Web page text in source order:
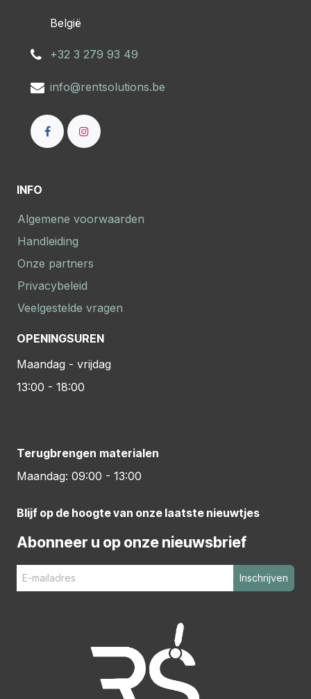
​België
+32 3 279 93 49
info@rentsolutions.be
INFO
Algemene voorwaarden
Handleiding
Onze partners
Privacybeleid
Veelgestelde vragen
OPENINGSUREN
Maandag - vrijdag
13:00 - 18:00
Terugbrengen materialen
Maandag: 09:00 - 13:00
Blijf op de hoogte van onze laatste nieuwtjes
Abonneer u op onze nieuwsbrief
Inschrijven